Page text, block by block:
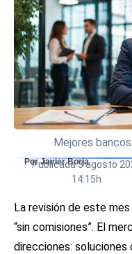
Mejores
Por Javier Borja
Publicada3 agosto
14:15h
La revisión de este
“sin comisiones”. El
direcciones: